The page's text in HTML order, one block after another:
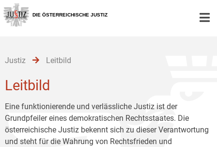
Zur
Hauptnavigation
[1]
Zum
Inhalt
[2]
Zum
Untermenü
[3]
DIE ÖSTERREICHISCHE JUSTIZ
Justiz Leitbild
Leitbild
Eine funktionierende und verlässliche Justiz ist der
Grundpfeiler eines demokratischen Rechtsstaates. Die
österreichische Justiz bekennt sich zu dieser Verantwortung
und steht für die Wahrung von Rechtsfrieden und